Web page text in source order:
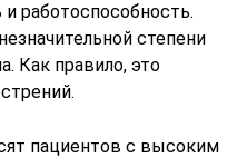
работоспособность.
степени
Как правило, это
пациентов с высоким